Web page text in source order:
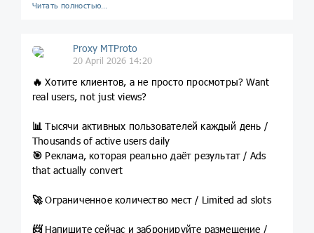
Читать полностью…
Proxy MTProto
20 April 2026 14:20
🔥 Хотите клиентов, а не просто просмотры? Want
real users, not just views?
📊 Тысячи активных пользователей каждый день /
Thousands of active users daily
🎯 Реклама, которая реально даёт результат / Ads
that actually convert
🚀Ограниченное количество мест / Limited ad slots
📨Напишите сейчас и забронируйте размещение /